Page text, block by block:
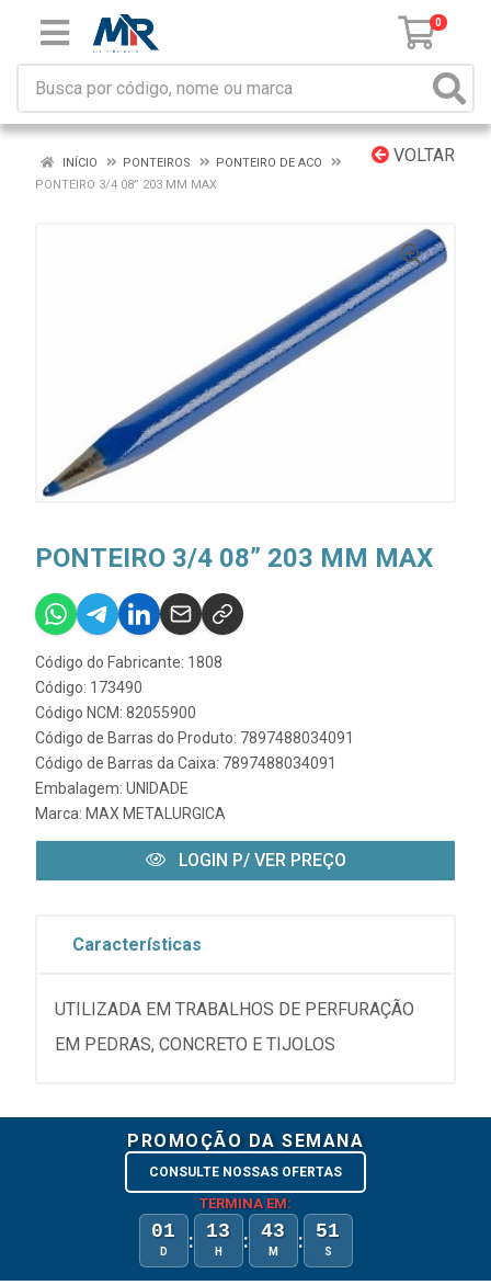
0
VOLTAR
INÍCIO PONTEIROS
PONTEIRO DE ACO
PONTEIRO 3/4 08” 203 MM MAX
PONTEIRO 3/4 08” 203 MM MAX
Código do Fabricante: 1808
Código: 173490
Código NCM: 82055900
Código de Barras do Produto: 7897488034091
Código de Barras da Caixa: 7897488034091
Embalagem: UNIDADE
Marca: MAX METALURGICA
LOGIN P/ VER PREÇO
Características
UTILIZADA EM TRABALHOS DE PERFURAÇÃO
EM PEDRAS, CONCRETO E TIJOLOS
PROMOÇÃO DA SEMANA
CONSULTE NOSSAS OFERTAS
TERMINA EM:
01
D : 13
H : 43
M : 51
S